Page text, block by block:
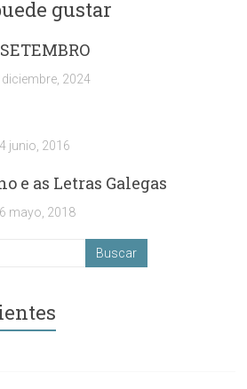
gustar
diciembre, 2024
junio, 2016
e as Letras Galegas
mayo, 2018